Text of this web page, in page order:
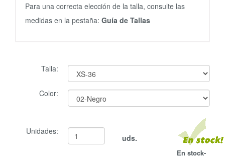
Para una correcta elección de la talla, consulte las
medidas en la pestaña: Guía de Tallas
Talla:
Color:
Unidades:
uds.
En stock-